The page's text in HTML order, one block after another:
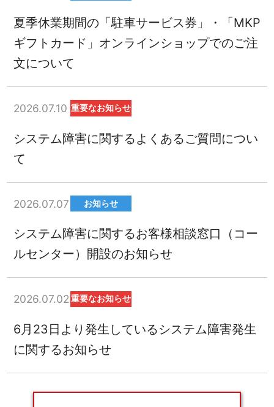
夏季休業期間の「駐車サービス券」・「MKP
ギフトカード」オンラインショップでのご注
文について
2026.07.10 重要なお知らせ
システム障害に関するよくあるご質問につい
て
2026.07.07 お知らせ
システム障害に関するお客様相談窓口（コー
ルセンター）開設のお知らせ
2026.07.02 重要なお知らせ
6月23日より発生しているシステム障害発生
に関するお知らせ